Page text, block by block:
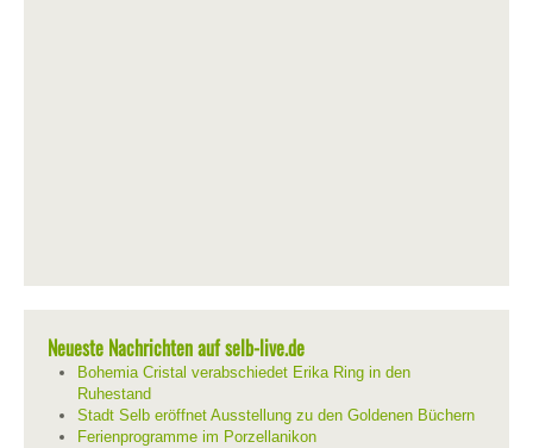
Neueste Nachrichten auf selb-live.de
Bohemia Cristal verabschiedet Erika Ring in den
Ruhestand
Stadt Selb eröffnet Ausstellung zu den Goldenen Büchern
Ferienprogramme im Porzellanikon